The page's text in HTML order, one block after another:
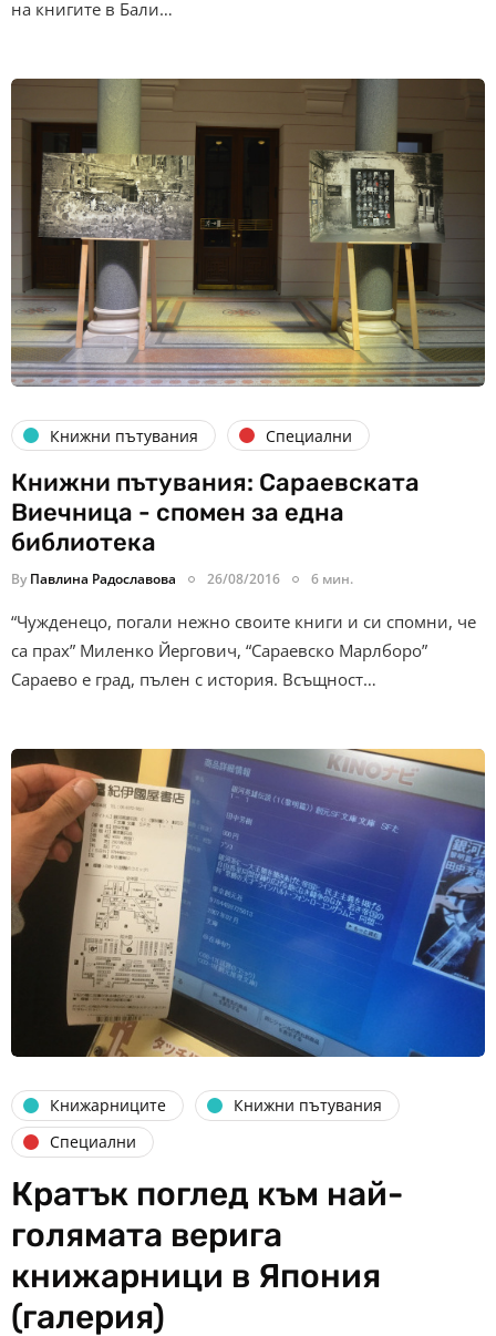
на книгите в Бали…
Книжни пътувания Специални
Книжни пътувания: Сараевската
Виечница - спомен за една
библиотека
By Павлина Радославова 26/08/2016 6 мин.
“Чужденецо, погали нежно своите книги и си спомни, че
са прах” Миленко Йергович, “Сараевско Марлборо”
Сараево е град, пълен с история. Всъщност…
Книжарниците
Книжни пътувания
Специални
Кратък поглед към най-
голямата верига
книжарници в Япония
(галерия)